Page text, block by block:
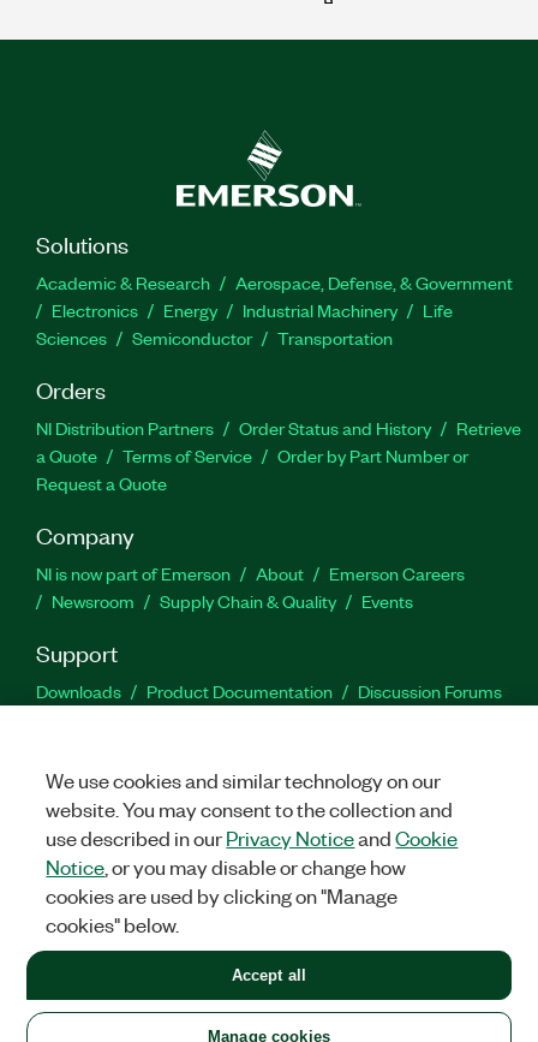
Solutions
Academic & Research
Aerospace, Defense, & Government
Electronics
Energy Industrial Machinery
Life
Sciences
Semiconductor Transportation
Orders
NI Distribution Partners Order Status and History
Retrieve
a Quote
Terms of Service
Order by Part Number or
Request a Quote
Company
NI is now part of Emerson About
Emerson Careers
Newsroom
Supply Chain & Quality Events
Support
Downloads Product Documentation
Discussion Forums
Facebook
TwitterLinkedIn
United States
LEGAL|IMPRINT|PRIVACY|Manage cookies
©2026NATIONAL INSTRUMENTS CORP. ALL RIGHTS RESERVED.
+1 877 388 1952
We use cookies and similar technology on our
website. You may consent to the collection and
use described in ourPrivacy NoticeandCookie
Notice , or you may disable or change how
cookies are used by clicking on "Manage
cookies" below.
Manage cookies
Accept all